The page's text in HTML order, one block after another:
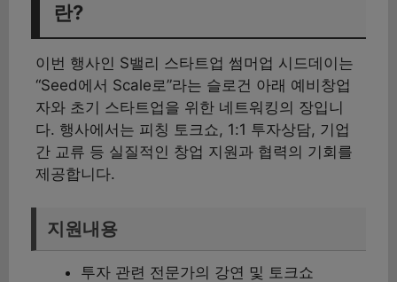
란?
이번 행사인 S밸리 스타트업 썸머업 시드데이는
“Seed에서 Scale로”라는 슬로건 아래 예비창업
자와 초기 스타트업을 위한 네트워킹의 장입니
다. 행사에서는 피칭 토크쇼, 1:1 투자상담, 기업
간 교류 등 실질적인 창업 지원과 협력의 기회를
제공합니다.
지원내용
투자 관련 전문가의 강연 및 토크쇼